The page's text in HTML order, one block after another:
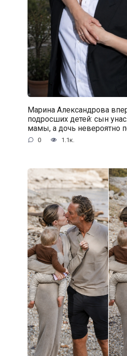
Марина Александрова
подросших детей: сын
мамы, а дочь невероятно
0 1.1к.